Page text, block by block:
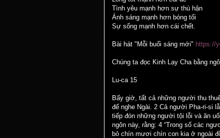
Tình yêu mạnh hơn sự thù hận
Ánh sáng mạnh hơn bóng tối
Sự sống mạnh hơn cái chết.
Bài hát "Mỗi buổi sáng mới" https://
Chúng ta đọc Kinh Lạy Cha bằng
Lu-ca 15
Bấy giờ, tất cả những người thu
để nghe Ngài. 2 Cả người Pha-ri-si
tiếp đón những người tội lỗi và ăn
ngôn này, rằng: 4 “Trong số các
bỏ chín mươi chín con kia ở ngoài